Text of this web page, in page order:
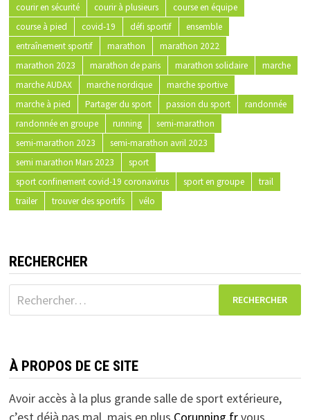
courir en sécurité
courir à plusieurs
course en équipe
course à pied
covid-19 défi sportif
ensemble
entraînement sportif
marathon
marathon 2022
marathon 2023
marathon de paris marathon solidaire
marche
marche AUDAX
marche nordique
marche sportive
marche à pied
Partager du sport passion du sport
randonnée
randonnée en groupe
running
semi-marathon
semi-marathon 2023
semi-marathon avril 2023
semi marathon Mars 2023
sport
sport confinement covid-19 coronavirus
sport en groupe
trail
trailer
trouver des sportifs vélo
RECHERCHER
Rechercher :
À PROPOS DE CE SITE
Avoir accès à la plus grande salle de sport extérieure,
c’est déjà pas mal, mais en plus Corunning.frvous